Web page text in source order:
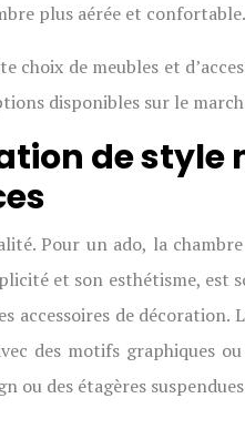
plus aérée et confortable.
de meubles et
disponibles sur le
de style
Pour un ado, la
et son esthétisme, est
de décoration.
des motifs graphiques
ou des étagères